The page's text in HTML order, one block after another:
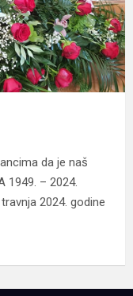
da je naš
1949. – 2024.
2024. godine